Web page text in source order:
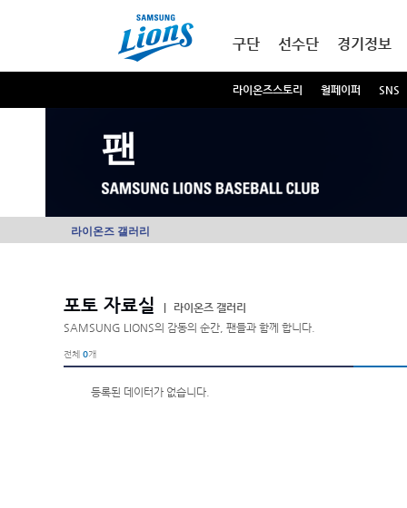
구단 선수단 경기정보
라이온즈스토리 월페이퍼 SNS
팬
라이온즈 갤러리
포토 자료실
라이온즈 갤러리
SAMSUNG LIONS의 감동의 순간, 팬들과 함께 합니다.
전체 0개
등록된 데이터가 없습니다.